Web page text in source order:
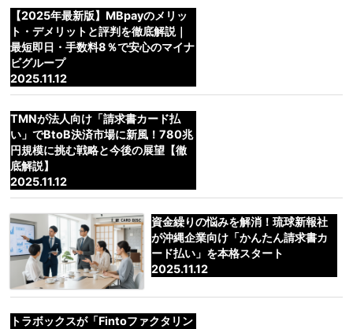
【2025年最新版】MBpayのメリッ
ト・デメリットと評判を徹底解説｜
最短即日・手数料8％で安心のマイナ
ビグループ
2025.11.12
TMNが法人向け「請求書カード払
い」でBtoB決済市場に新風！780兆
円規模に挑む戦略と今後の展望【徹
底解説】
2025.11.12
資金繰りの悩みを解消！琉球新報社
が沖縄企業向け「かんたん請求書カ
ード払い」を本格スタート
2025.11.12
トラボックスが「Fintoファクタリン